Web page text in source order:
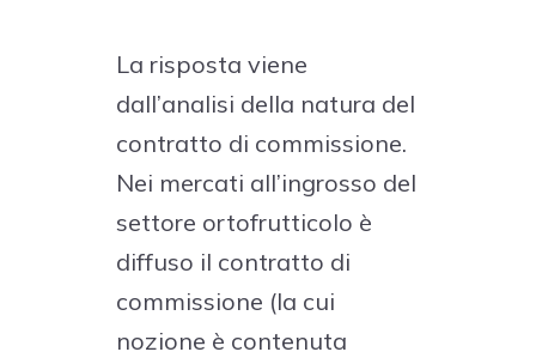
La risposta viene
dall’analisi della natura del
contratto di commissione.
Nei mercati all’ingrosso del
settore ortofrutticolo è
diffuso il contratto di
commissione (la cui
nozione è contenuta